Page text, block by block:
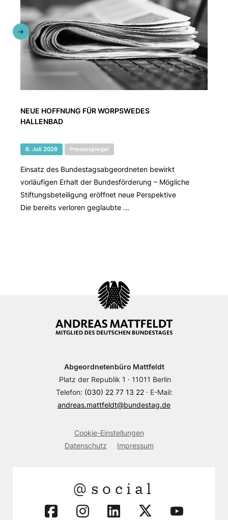
NEUE HOFFNUNG FÜR WORPSWEDES
HALLENBAD
6. Juli 2026 Pressespiegel
Einsatz des Bundestagsabgeordneten bewirkt
vorläufigen Erhalt der Bundesförderung – Mögliche
Stiftungsbeteiligung eröffnet neue Perspektive
Die bereits verloren geglaubte ...
Abgeordnetenbüro Mattfeldt
Platz der Republik 1 · 11011 Berlin
Telefon: (030) 22 77 13 22· E-Mail:
andreas.mattfeldt@bundestag.de
Cookie-Einstellungen
Datenschutz
Impressum
@social